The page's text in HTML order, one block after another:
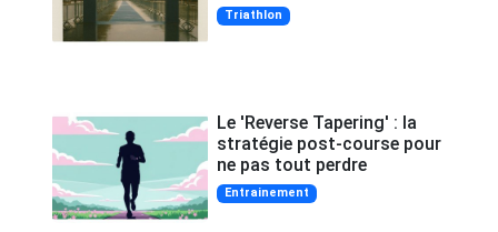
Triathlon
Le 'Reverse Tapering' : la
stratégie post-course pour
ne pas tout perdre
Entrainement